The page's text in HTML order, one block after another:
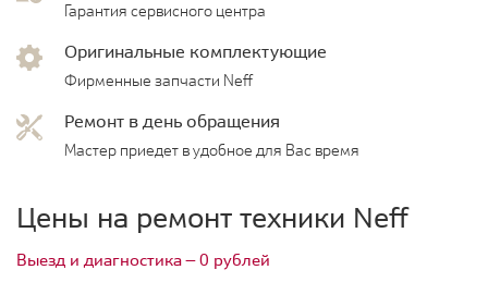
Гарантия сервисного центра
Оригинальные комплектующие
Фирменные запчасти Neff
Ремонт в день обращения
Мастер приедет в удобное для Вас время
Цены на ремонт техники Neff
Выезд и диагностика — 0 рублей